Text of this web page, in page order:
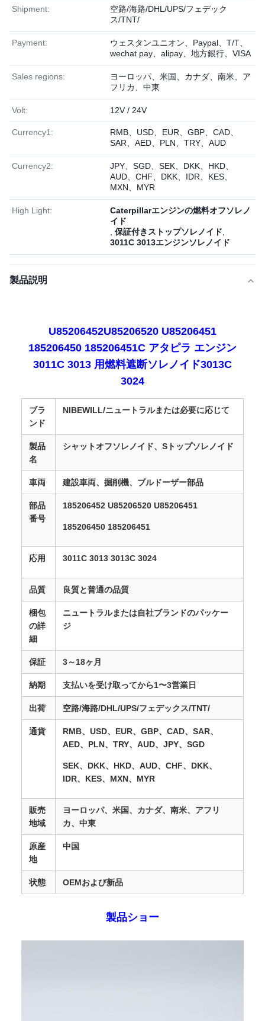
Shipment:
空路/海路/DHL/UPS/フェデック
ス/TNT/
Payment:
ウェスタンユニオン、Paypal、T/T、
wechat pay、alipay、地方銀行、VISA
Sales regions:
ヨーロッパ、米国、カナダ、南米、ア
フリカ、中東
Volt: 12V / 24V
Currency1:
RMB、USD、EUR、GBP、CAD、
SAR、AED、PLN、TRY、AUD
Currency2:
JPY、SGD、SEK、DKK、HKD、
AUD、CHF、DKK、IDR、KES、
MXN、MYR
High Light:
Caterpillarエンジンの燃料オフソレノ
イド
保証付きストップソレノイド
3011C 3013エンジンソレノイド
製品説明
U85206452U85206520 U85206451
185206450 185206451C アタピラ エンジン
3011C 3013 用燃料遮断ソレノイド3013C
3024
ブラ
ンド
NIBEWILL/ニュートラルまたは必要に応じて
製品
名
シャットオフソレノイド、Sトップソレノイド
車両 建設車両、掘削機、ブルドーザー部品
部品
番号
185206452 U85206520 U85206451
185206450 185206451
応用 3011C 3013 3013C 3024
品質 良質と普通の品質
梱包
の詳
細
ニュートラルまたは自社ブランドのパッケー
ジ
保証 3～18ヶ月
納期 支払いを受け取ってから1〜3営業日
出荷 空路/海路/DHL/UPS/フェデックス/TNT/
通貨
RMB、USD、EUR、GBP、CAD、SAR、
AED、PLN、TRY、AUD、JPY、SGD
SEK、DKK、HKD、AUD、CHF、DKK、
IDR、KES、MXN、MYR
販売
地域
ヨーロッパ、米国、カナダ、南米、アフリ
カ、中東
原産
地
中国
状態 OEMおよび新品
製品ショー